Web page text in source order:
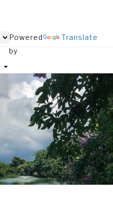
Powered
by
Translate